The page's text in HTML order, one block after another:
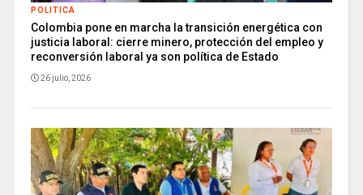
POLITICA
Colombia pone en marcha la transición energética con
justicia laboral: cierre minero, protección del empleo y
reconversión laboral ya son política de Estado
26 julio, 2026